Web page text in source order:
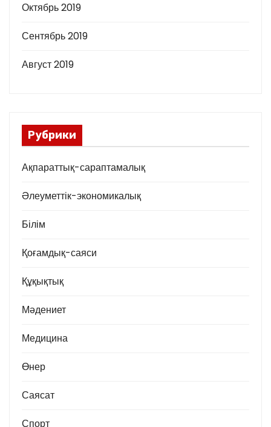
Октябрь 2019
Сентябрь 2019
Август 2019
Рубрики
Ақпараттық-сараптамалық
Әлеуметтік-экономикалық
Білім
Қоғамдық-саяси
Құқықтық
Мәдениет
Медицина
Өнер
Саясат
Спорт